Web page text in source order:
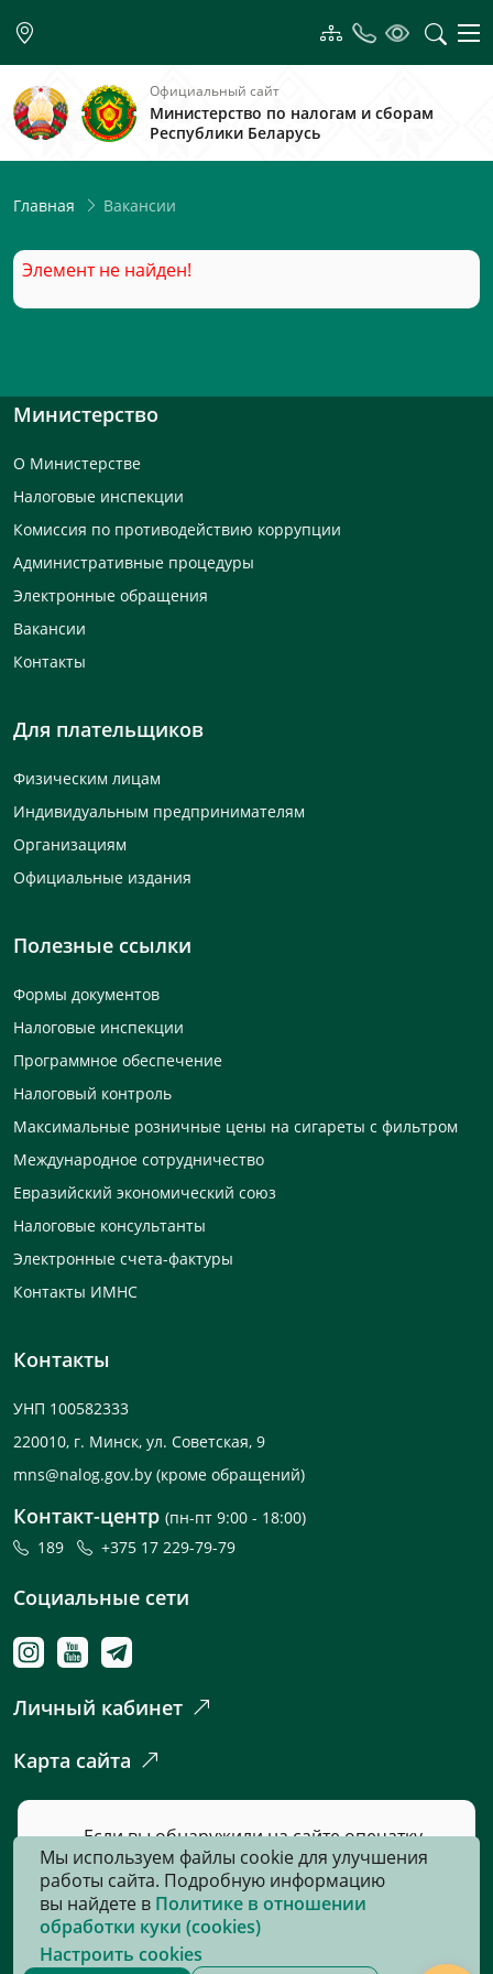
Официальный сайт
Министерство по налогам и сборам
Республики Беларусь
Главная Вакансии
Элемент не найден!
Министерство
О Министерстве
Налоговые инспекции
Комиссия по противодействию коррупции
Административные процедуры
Электронные обращения
Вакансии
Контакты
Для плательщиков
Физическим лицам
Индивидуальным предпринимателям
Организациям
Официальные издания
Полезные ссылки
Формы документов
Налоговые инспекции
Программное обеспечение
Налоговый контроль
Максимальные розничные цены на сигареты с фильтром
Международное сотрудничество
Евразийский экономический союз
Налоговые консультанты
Электронные счета-фактуры
Контакты ИМНС
Контакты
УНП 100582333
220010, г. Минск, ул. Советская, 9
mns@nalog.gov.by (кроме обращений)
Контакт-центр (пн-пт 9:00 - 18:00)
189
+375 17 229-79-79
Социальные сети
Личный кабинет
Карта сайта
Если вы обнаружили на сайте опечатку
или неточность, пожалуйста, нажмите
сюдаи сообщите нам об этом.
© 2026, Все права защищены
Мы используем файлы cookie для улучшения
работы сайта. Подробную информацию
вы найдете в Политике в отношении
обработки куки (cookies)
Настроить cookies